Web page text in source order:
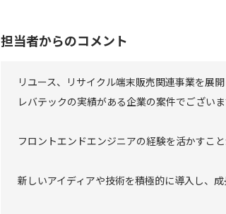
担当者からのコメント
リユース、リサイクル端末販売関連事業を展開
レバテックの実績がある企業の案件でございま
フロントエンドエンジニアの経験を活かすこと
新しいアイディアや技術を積極的に導入し、成